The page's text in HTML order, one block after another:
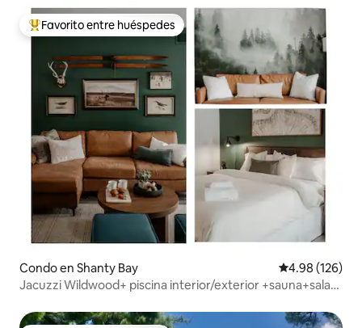
Favorito entre huéspedes preferido
Favorito entre huéspedes
Condo en Shanty Bay Calificación
4.98 (126)
Jacuzzi Wildwood+ piscina interior/exterior +sauna+sala